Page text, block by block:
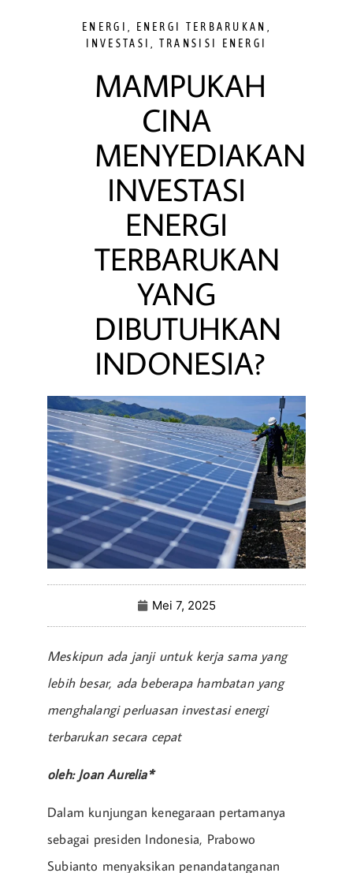
ENERGI ENERGI TERBARUKAN
INVESTASI
TRANSISI ENERGI
MAMPUKAH
CINA
MENYEDIAKAN
INVESTASI
ENERGI
TERBARUKAN
YANG
DIBUTUHKAN
INDONESIA?
Mei 7, 2025
Meskipun ada janji untuk kerja sama yang
lebih besar, ada beberapa hambatan yang
menghalangi perluasan investasi energi
terbarukan secara cepat
oleh: Joan Aurelia*
Dalam kunjungan kenegaraan pertamanya
sebagai presiden Indonesia, Prabowo
Subianto menyaksikan penandatanganan